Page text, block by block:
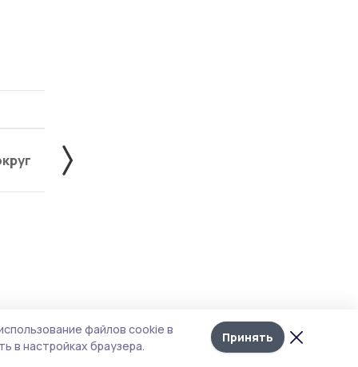
Лента
новостей
Жердевский округ
в
файлов cookie в
в настройках браузера.
Принять